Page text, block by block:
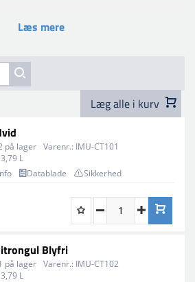
til direkte påføring på metal,
for primere og forseglere –
en besparelse i materialer, men
da færre processer
højere
transportmidler
udstyr
Læs mere
Læg alle i kurv
på lager Varenr.: IMU-CT101
3,79 L
Datablade Sikkerhed
Blyfri
på lager Varenr.: IMU-CT102
3,79 L